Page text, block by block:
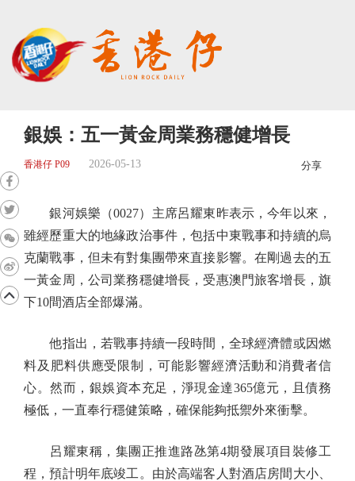
銀娛：五一黃金周業務穩健增長
香港仔 P09 2026-05-13 分享
銀河娛樂（0027）主席呂耀東昨表示，今年以來，
雖經歷重大的地緣政治事件，包括中東戰事和持續的烏
克蘭戰事，但未有對集團帶來直接影響。在剛過去的五
一黃金周，公司業務穩健增長，受惠澳門旅客增長，旗
下10間酒店全部爆滿。
他指出，若戰事持續一段時間，全球經濟體或因燃
料及肥料供應受限制，可能影響經濟活動和消費者信
心。然而，銀娛資本充足，淨現金達365億元，且債務
極低，一直奉行穩健策略，確保能夠抵禦外來衝擊。
呂耀東稱，集團正推進路氹第4期發展項目裝修工
程，預計明年底竣工。由於高端客人對酒店房間大小、